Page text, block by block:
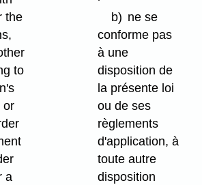
the
to
or
a
b) ne se
conforme pas
à une
disposition de
la présente loi
ou de ses
règlements
d'application, à
toute autre
disposition